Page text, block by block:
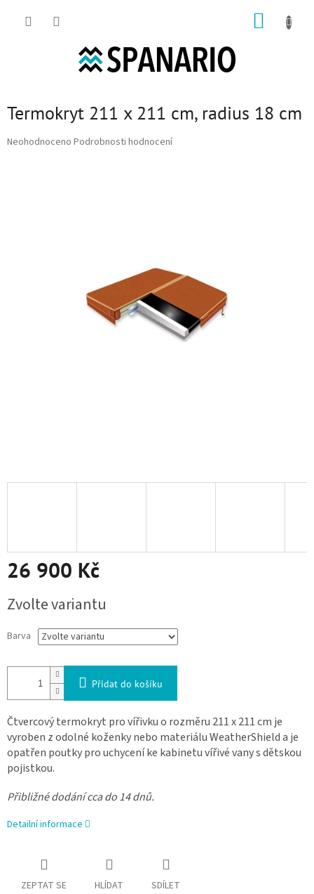
Termokryt 211 x 211 cm, radius 18 cm
Průměrné hodnocení produktu je 0,0 z 5 hvězdiček.
Neohodnoceno Podrobnosti hodnocení
26 900 Kč
Zvolte variantu
Barva
Přidat do košíku
Čtvercový termokryt pro vířivku o rozměru 211 x 211 cm je
vyroben z odolné koženky nebo materiálu WeatherShield a je
opatřen poutky pro uchycení ke kabinetu vířivé vany s dětskou
pojistkou.
Přibližné dodání cca do 14 dnů.
Detailní informace
ZEPTAT SE HLÍDAT SDÍLET